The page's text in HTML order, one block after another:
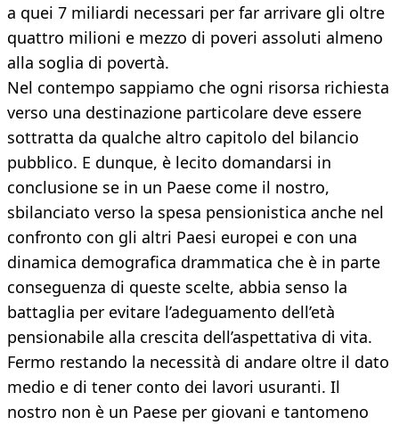
a quei 7 miliardi necessari per far arrivare gli oltre
quattro milioni e mezzo di poveri assoluti almeno
alla soglia di povertà.
Nel contempo sappiamo che ogni risorsa richiesta
verso una destinazione particolare deve essere
sottratta da qualche altro capitolo del bilancio
pubblico. E dunque, è lecito domandarsi in
conclusione se in un Paese come il nostro,
sbilanciato verso la spesa pensionistica anche nel
confronto con gli altri Paesi europei e con una
dinamica demografica drammatica che è in parte
conseguenza di queste scelte, abbia senso la
battaglia per evitare l’adeguamento dell’età
pensionabile alla crescita dell’aspettativa di vita.
Fermo restando la necessità di andare oltre il dato
medio e di tener conto dei lavori usuranti. Il
nostro non è un Paese per giovani e tantomeno